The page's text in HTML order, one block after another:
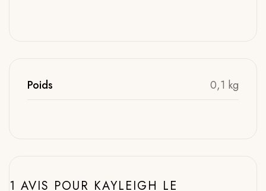
Poids 0,1 kg
1 AVIS POUR KAYLEIGH LE